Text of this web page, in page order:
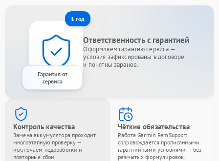
1 год
Гарантия от
сервиса
Ответственность с гарантией
Оформляем гарантию сервиса —
условия зафиксированы в договоре
и понятны заранее.
Контроль качества
Замена аккумулятора проходит
многоэтапную проверку —
исключаем недоработки и
повторные сбои.
Чёткие обязательства
Работа Garmin RemSupport
сопровождается прописанными
гарантийными условиями — без
размытых формулировок.